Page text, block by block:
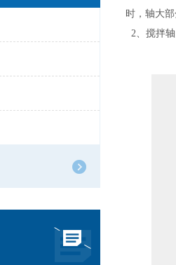
时，轴大
2、搅拌